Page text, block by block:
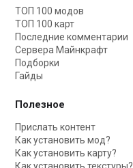
ТОП 100 модов
ТОП 100 карт
Последние комментарии
Сервера Майнкрафт
Подборки
Гайды
Полезное
Прислать контент
Как установить мод?
Как установить карту?